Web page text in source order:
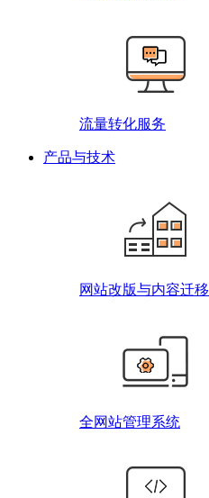
流量转化服务
产品与技术
网站改版与内容迁移
全网站管理系统